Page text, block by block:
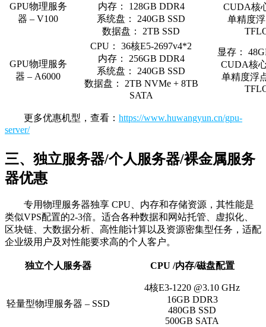
GPU物理服务
器 – V100
内存： 128GB DDR4
系统盘： 240GB SSD
数据盘： 2TB SSD
CUDA核
单精度
GPU物理服务
器 – A6000
CPU： 36核E5-2697v4*2
内存： 256GB DDR4
系统盘： 240GB SSD
数据盘： 2TB NVMe + 8TB
SATA
显存：
CUDA核
单精度浮
更多优惠机型，查看： https://www.huwangyun.cn/gpu-
server/
三、独立服务器/个人服务器/裸金属服务
器优惠
专用物理服务器独享 CPU、内存和存储资源，其性能是
类似VPS配置的2-3倍。适合各种数据和网站托管、虚拟化、
区块链、大数据分析、高性能计算以及资源密集型任务，适配
企业级用户及对性能要求高的个人客户。
独立个人服务器 CPU /内存/磁盘配置
轻量型物理服务器 – SSD
4核E3-1220 @3.10 GHz
16GB DDR3
480GB SSD
500GB SATA